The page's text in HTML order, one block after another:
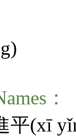
)
：
平(xī